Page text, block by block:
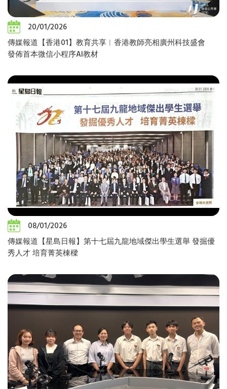
20/01/2026
傳媒報道【香港01】教育共享︱香港教師亮相廣州科技盛會
發佈首本微信小程序AI教材
08/01/2026
傳媒報道【星島日報】第十七屆九龍地域傑出學生選舉 發掘優
秀人才 培育菁英棟樑